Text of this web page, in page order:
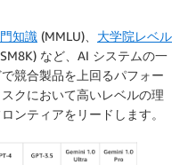
知識 (MMLU)、 大学院レベル
など、AI システムの一
競合製品を上回るパフォー
クにおいて高いレベルの理
ンティアをリードします。